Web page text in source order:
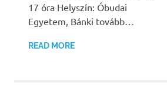
17 óra Helyszín: Óbudai
Egyetem, Bánki tovább…
READ MORE